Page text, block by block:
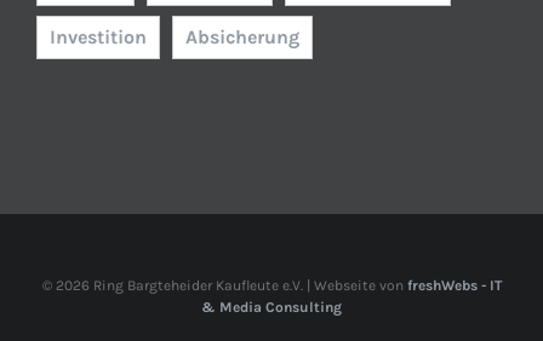
Investition Absicherung
© 2026 Ring Bargteheider Kaufleute e.V. | Webseite von freshWebs - IT
& Media Consulting